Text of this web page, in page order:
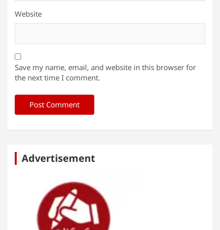
Website
Save my name, email, and website in this browser for
the next time I comment.
Advertisement